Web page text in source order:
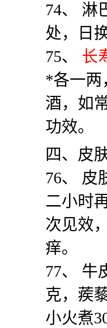
74、 淋
处，日
75、 长
*各一两
酒，如
功效。
四、皮
76、 皮
二小时
次见效
痒。
77、 牛
克，蒺
小火煮